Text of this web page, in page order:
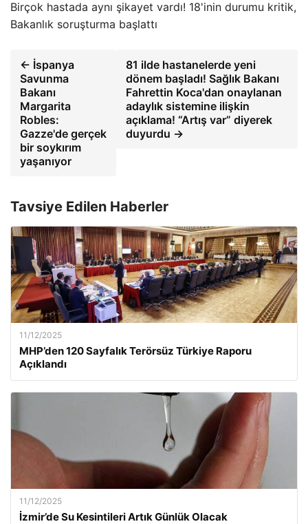
Birçok hastada aynı şikayet vardı! 18'inin durumu kritik,
Bakanlık soruşturma başlattı
← İspanya
Savunma
Bakanı
Margarita
Robles:
Gazze'de gerçek
bir soykırım
yaşanıyor
81 ilde hastanelerde yeni
dönem başladı! Sağlık Bakanı
Fahrettin Koca'dan onaylanan
adaylık sistemine ilişkin
açıklama! “Artış var” diyerek
duyurdu →
Tavsiye Edilen Haberler
11/12/2025
MHP’den 120 Sayfalık Terörsüz Türkiye Raporu
Açıklandı
11/12/2025
İzmir’de Su Kesintileri Artık Günlük Olacak